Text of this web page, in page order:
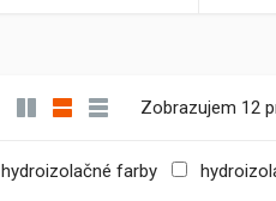
Zobrazujem 12
hydroizolačné farby